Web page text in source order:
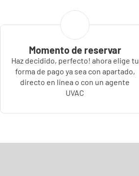
Momento de reservar
Haz decidido, perfecto! ahora elige tu
forma de pago ya sea con apartado,
directo en linea o con un agente
UVAC